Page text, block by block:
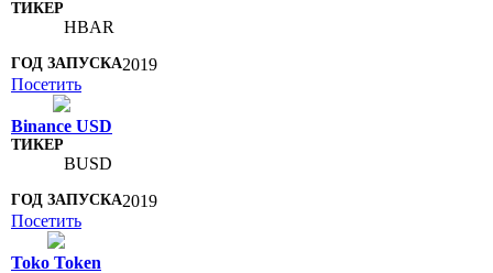
HBAR
2019
Посетить
Binance USD
BUSD
2019
Посетить
Toko Token